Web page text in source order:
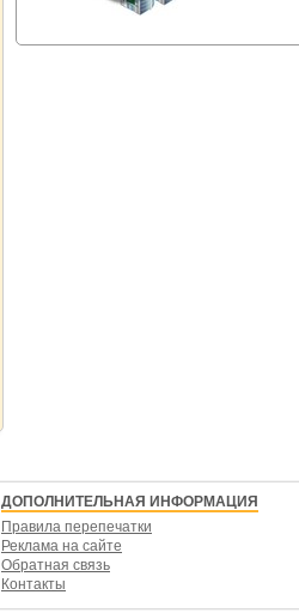
ДОПОЛНИТЕЛЬНАЯ ИНФОРМАЦИЯ
Правила перепечатки
Реклама на сайте
Обратная связь
Контакты